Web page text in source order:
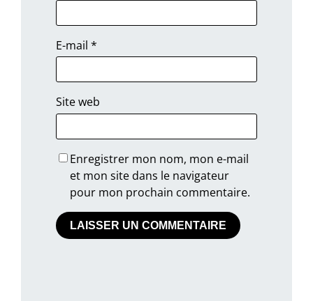
E-mail*
Site web
Enregistrer mon nom, mon e-mail
et mon site dans le navigateur
pour mon prochain commentaire.